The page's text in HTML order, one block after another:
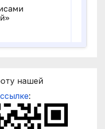
нашей
ссылке: